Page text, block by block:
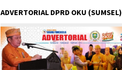
ADVERTORIAL DPRD OKU (SUMSEL)